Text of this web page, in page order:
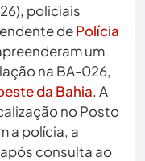
policiais
dePolícia
um
na BA-026,
da Bahia. A
no Posto
a polícia, a
consulta ao